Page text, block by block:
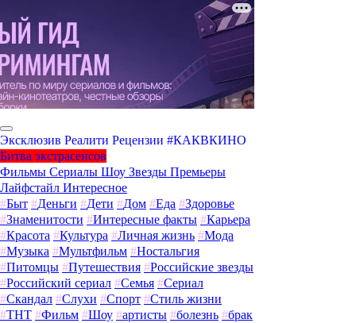
Эксклюзив Реалити Рецензии #КАКВКИНО
Битва экстрасенсов
Фильмы Сериалы Шоу Звезды Премьеры
Лайфстайл Интересное
#Быт #Деньги #Дети #Дом #Еда #Здоровье
#Знаменитости #Интересные факты #Карьера
#Красота #Культура #Личная жизнь #Мода
#Музыка #Мультфильм #Ностальгия
#Питомцы #Путешествия #Российские звезды
#Российский сериал #Семья #Сериал
#Скандал #Слухи #Спорт #Стиль жизни
#ТНТ #Фильм #Шоу #артисты #болезнь #брак